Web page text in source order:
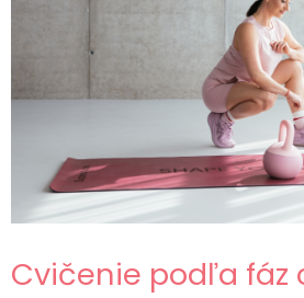
Cvičenie podľa fáz